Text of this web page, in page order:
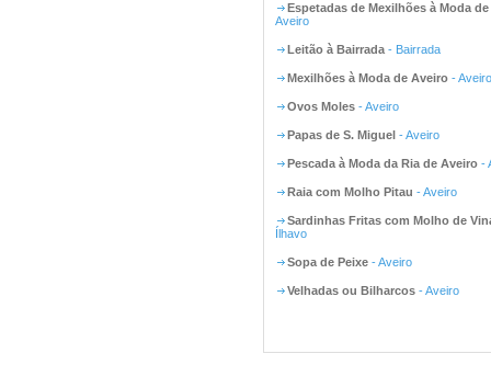
Espetadas de Mexilhões à Moda
Aveiro
Leitão à Bairrada - Bairrada
Mexilhões à Moda de Aveiro - Aveiro
Ovos Moles - Aveiro
Papas de S. Miguel - Aveiro
Pescada à Moda da Ria de Aveiro -
Raia com Molho Pitau - Aveiro
Sardinhas Fritas com Molho de
Ílhavo
Sopa de Peixe - Aveiro
Velhadas ou Bilharcos - Aveiro